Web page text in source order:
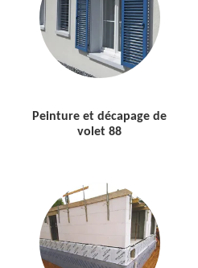
Peinture et décapage de
volet 88